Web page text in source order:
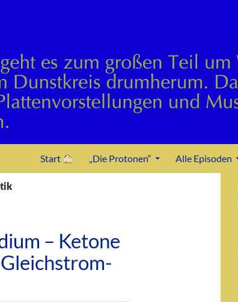
Start „Die Protonen“ Alle Episoden
– Ketone